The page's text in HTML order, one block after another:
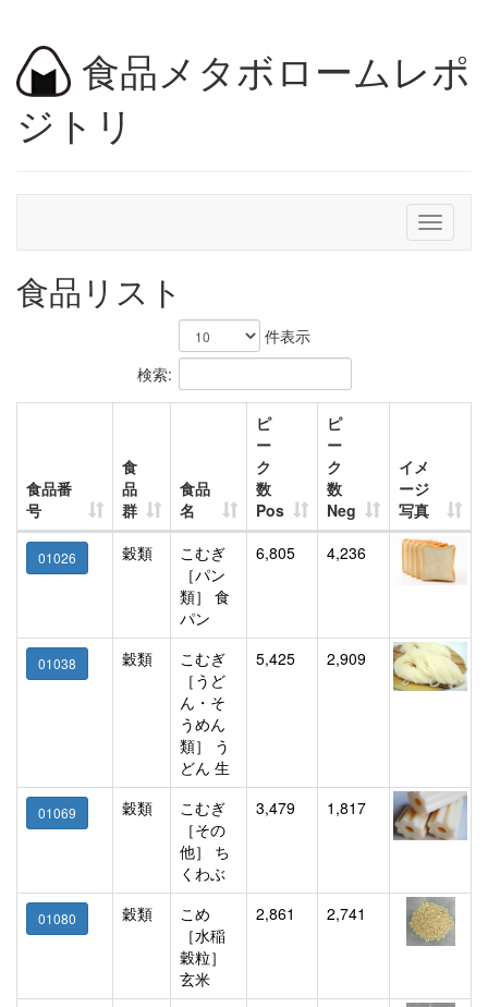
食品メタボロームレポ
ジトリ
Toggle
食品リスト
件表示
検索:
食品番
号
食
品
群
食品
名
ピ
ー
ク
数
Pos
ピ
ー
ク
数
Neg
イメ
ージ
写真
01026 穀類
こむぎ
［パン
類］ 食
パン
6,805 4,236
01038 穀類
こむぎ
［うど
ん・そ
うめん
類］ う
どん 生
5,425 2,909
01069 穀類
こむぎ
［その
他］ ち
くわぶ
3,479 1,817
01080 穀類
こめ
［水稲
穀粒］
玄米
2,861 2,741